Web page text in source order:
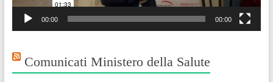
00:00 00:00
Comunicati Ministero della Salute